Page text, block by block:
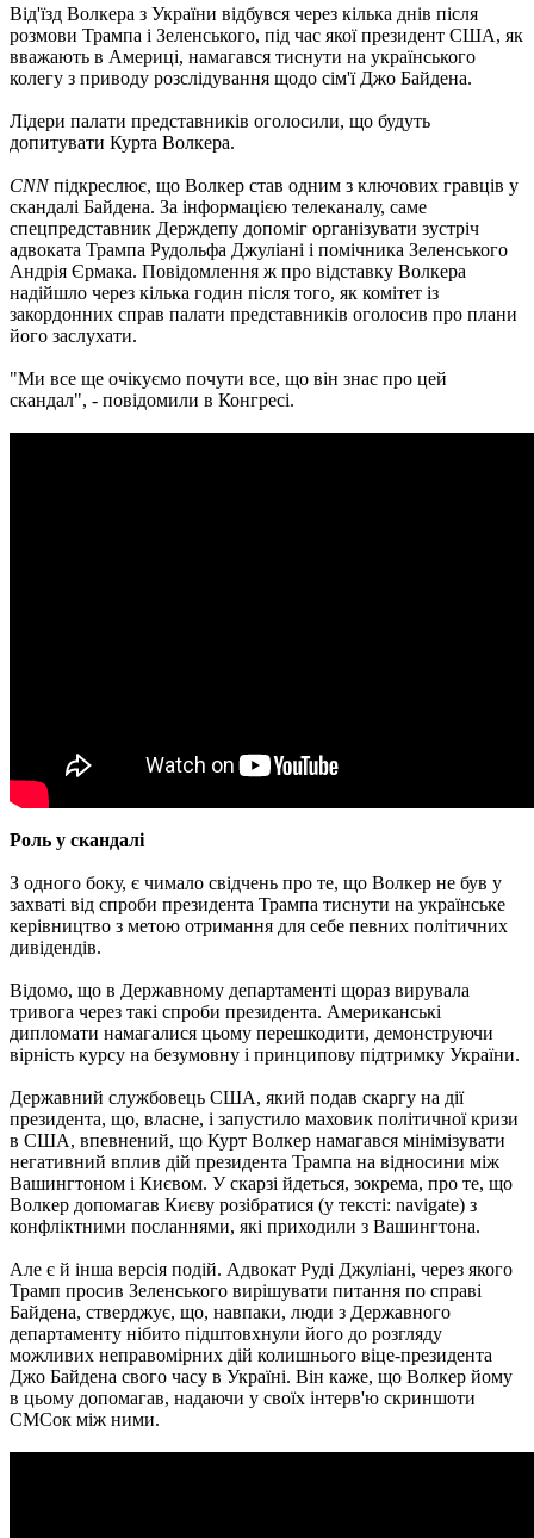
Від'їзд Волкера з України відбувся через кілька днів після
розмови Трампа і Зеленського, під час якої президент США, як
вважають в Америці, намагався тиснути на українського
колегу з приводу розслідування щодо сім'ї Джо Байдена.
Лідери палати представників оголосили, що будуть
допитувати Курта Волкера.
CNNпідкреслює, що Волкер став одним з ключових гравців у
скандалі Байдена. За інформацією телеканалу, саме
спецпредставник Держдепу допоміг організувати зустріч
адвоката Трампа Рудольфа Джуліані і помічника Зеленського
Андрія Єрмака. Повідомлення ж про відставку Волкера
надійшло через кілька годин після того, як комітет із
закордонних справ палати представників оголосив про плани
його заслухати.
"Ми все ще очікуємо почути все, що він знає про цей
скандал", - повідомили в Конгресі.
Роль у скандалі
З одного боку, є чимало свідчень про те, що Волкер не був у
захваті від спроби президента Трампа тиснути на українське
керівництво з метою отримання для себе певних політичних
дивідендів.
Відомо, що в Державному департаменті щораз вирувала
тривога через такі спроби президента. Американські
дипломати намагалися цьому перешкодити, демонструючи
вірність курсу на безумовну і принципову підтримку України.
Державний службовець США, який подав скаргу на дії
президента, що, власне, і запустило маховик політичної кризи
в США, впевнений, що Курт Волкер намагався мінімізувати
негативний вплив дій президента Трампа на відносини між
Вашингтоном і Києвом. У скарзі йдеться, зокрема, про те, що
Волкер допомагав Києву розібратися (у тексті: navigate) з
конфліктними посланнями, які приходили з Вашингтона.
Але є й інша версія подій. Адвокат Руді Джуліані, через якого
Трамп просив Зеленського вирішувати питання по справі
Байдена, стверджує, що, навпаки, люди з Державного
департаменту нібито підштовхнули його до розгляду
можливих неправомірних дій колишнього віце-президента
Джо Байдена свого часу в Україні. Він каже, що Волкер йому
в цьому допомагав, надаючи у своїх інтерв'ю скриншоти
СМСок між ними.